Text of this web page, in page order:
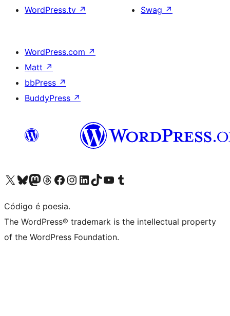
WordPress.tv ↗
Swag ↗
WordPress.com ↗
Matt ↗
bbPress ↗
BuddyPress ↗
Acessar nossa conta do X (antigo Twitter)
Acessar nossa conta do Bluesky
Acessar nossa conta do Mastodon
Acessar nossa conta do Threads
Acessar nossa página do Facebook
Acessar nossa conta do Instagram
Acessar nossa conta do LinkedIn
Acessar nossa conta do TikTok
Acessar nosso canal do YouTube
Acessar nossa conta no Tumblr
Código é poesia.
The WordPress® trademark is the intellectual property
of the WordPress Foundation.